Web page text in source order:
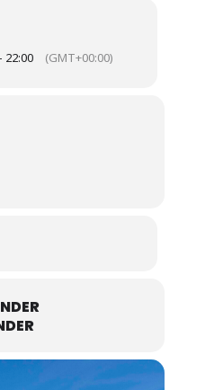
22:00 (GMT+00:00)